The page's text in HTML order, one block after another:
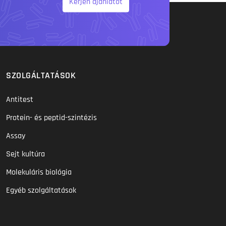
SZOLGÁLTATÁSOK
Antitest
Protein- és peptid-szintézis
Assay
Sejt kultúra
Molekuláris biológia
Egyéb szolgáltatások